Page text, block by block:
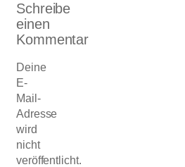
Schreibe
einen
Kommentar
Deine
E-
Mail-
Adresse
wird
nicht
veröffentlicht.